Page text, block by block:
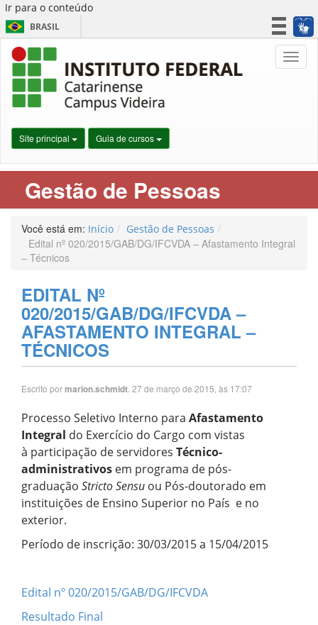
Ir para o conteúdo
BRASIL
Simplifique!
Site principal Guia de cursos
Gestão de Pessoas
Você está em: Início Gestão de Pessoas
Edital nº 020/2015/GAB/DG/IFCVDA – Afastamento Integral
– Técnicos
EDITAL Nº
020/2015/GAB/DG/IFCVDA –
AFASTAMENTO INTEGRAL –
TÉCNICOS
Escrito pormarion.schmidt . 27 de março de 2015, às 17:07
Processo Seletivo Interno para Afastamento
Integral do Exercício do Cargo com vistas
à participação de servidores Técnico-
administrativos em programa de pós-
graduação Stricto Sensu ou Pós-doutorado em
instituições de Ensino Superior no País e no
exterior.
Período de inscrição: 30/03/2015 a 15/04/2015
Edital nº 020/2015/GAB/DG/IFCVDA
Resultado Final